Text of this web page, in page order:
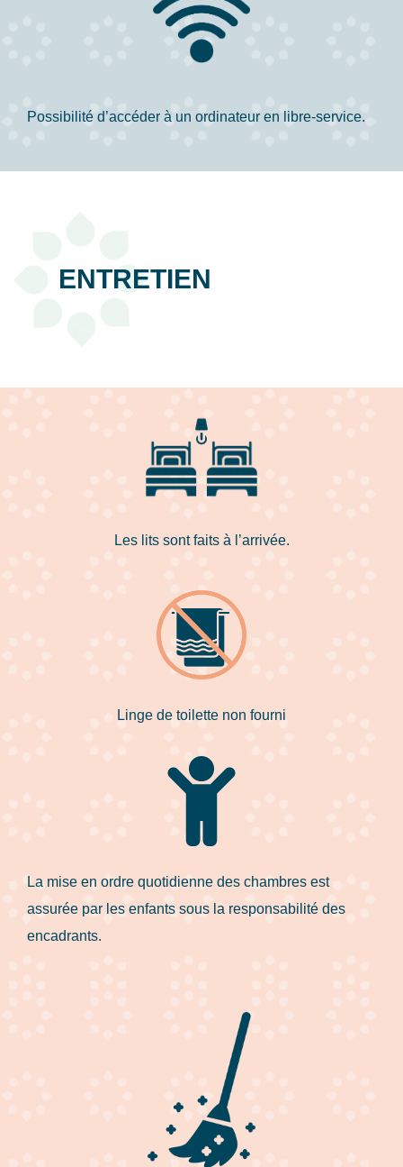
Possibilité d’accéder à un ordinateur en libre-service.
ENTRETIEN
Les lits sont faits à l’arrivée.
Linge de toilette non fourni
La mise en ordre quotidienne des chambres est
assurée par les enfants sous la responsabilité des
encadrants.